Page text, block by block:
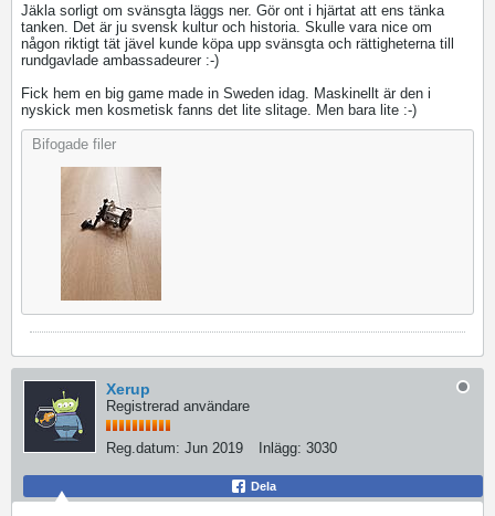
Jäkla sorligt om svänsgta läggs ner. Gör ont i hjärtat att ens tänka
tanken. Det är ju svensk kultur och historia. Skulle vara nice om
någon riktigt tät jävel kunde köpa upp svänsgta och rättigheterna till
rundgavlade ambassadeurer :-)
Fick hem en big game made in Sweden idag. Maskinellt är den i
nyskick men kosmetisk fanns det lite slitage. Men bara lite :-)
Bifogade filer
Xerup
Registrerad användare
Reg.datum: Jun 2019 Inlägg: 3030
Dela